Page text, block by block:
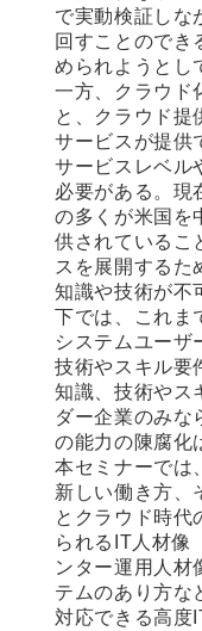
で実動検証しな
回すことのでき
められようとし
一方、クラウド
と、クラウド提
サービスが提供
サービスレベル
必要がある。現
の多くが米国を
供されているこ
スを展開するた
知識や技術が不
下では、これま
システムユーザ
技術やスキル要
知識、技術やス
ダー企業のみな
の能力の陳腐化
本セミナーでは
新しい働き方、
とクラウド時代
られるIT人材像
ンター運用人材
テムのあり方な
対応できる高度